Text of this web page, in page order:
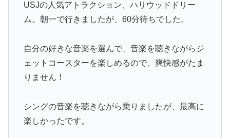
USJの人気アトラクション、ハリウッドドリー
ム。朝一で行きましたが、60分待ちでした。
自分の好きな音楽を選んで、音楽を聴きながらジ
ェットコースターを楽しめるので、爽快感がたま
りません！
シングの音楽を聴きながら乗りましたが、最高に
楽しかったです。